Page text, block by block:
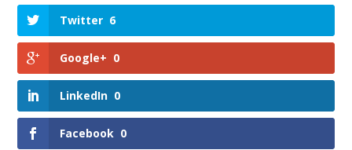
Twitter 6
Google+ 0
LinkedIn 0
Facebook 0